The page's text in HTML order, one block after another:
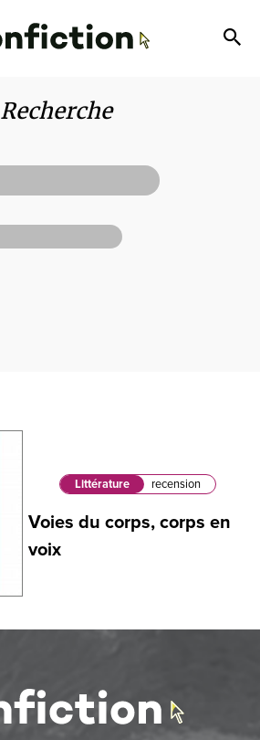
Recherche
Littérature recension
Voies du corps, corps en
voix